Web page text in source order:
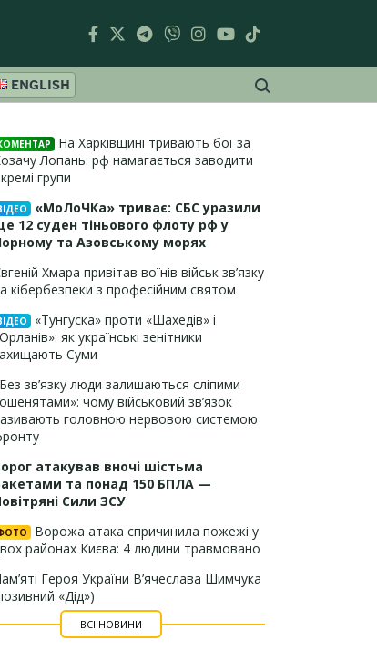
ENGLISH
На Харківщині тривають бої за
Лопань: рф намагається заводити
групи
«МоЛоЧКа» триває: СБС уразили
12 суден тіньового флоту рф у
та Азовському морях
Хмара привітав воїнів військ зв’язку
кібербезпеки з професійним святом
«Тунгуска» проти «Шахедів» і
як українські зенітники
Суми
зв’язку люди залишаються сліпими
чому військовий зв’язок
головною нервовою системою
атакував вночі шістьма
та понад 150 БПЛА —
Сили ЗСУ
Ворожа атака спричинила пожежі у
районах Києва: 4 людини травмовано
Героя України В’ячеслава Шимчука
«Дід»)
ВСІ НОВИНИ